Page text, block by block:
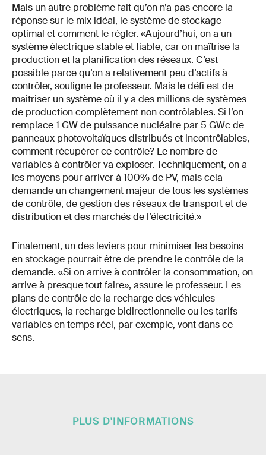
Mais un autre problème fait qu’on n’a pas encore la
réponse sur le mix idéal, le système de stockage
optimal et comment le régler. «Aujourd’hui, on a un
système électrique stable et fiable, car on maîtrise la
production et la planification des réseaux. C’est
possible parce qu’on a relativement peu d’actifs à
contrôler, souligne le professeur. Mais le défi est de
maitriser un système où il y a des millions de systèmes
de production complètement non contrôlables. Si l’on
remplace 1 GW de puissance nucléaire par 5 GWc de
panneaux photovoltaïques distribués et incontrôlables,
comment récupérer ce contrôle? Le nombre de
variables à contrôler va exploser. Techniquement, on a
les moyens pour arriver à 100% de PV, mais cela
demande un changement majeur de tous les systèmes
de contrôle, de gestion des réseaux de transport et de
distribution et des marchés de l’électricité.»
Finalement, un des leviers pour minimiser les besoins
en stockage pourrait être de prendre le contrôle de la
demande. «Si on arrive à contrôler la consommation, on
arrive à presque tout faire», assure le professeur. Les
plans de contrôle de la recharge des véhicules
électriques, la recharge bidirectionnelle ou les tarifs
variables en temps réel, par exemple, vont dans ce
sens.
PLUS D'INFORMATIONS